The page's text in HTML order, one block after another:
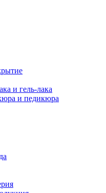
и гель-лака
и педикюра